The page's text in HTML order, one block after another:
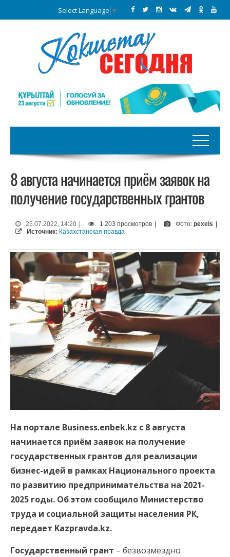
Select Language ▼
8 августа начинается приём заявок на
получение государственных грантов
25.07.2022, 14:20 1 203 просмотров Фото: pexels
Источник: Казахстанская правда
На портале Business.enbek.kz с 8 августа
начинается приём заявок на получение
государственных грантов для реализации
бизнес-идей в рамках Национального проекта
по развитию предпринимательства на 2021-
2025 годы. Об этом сообщило Министерство
труда и социальной защиты населения РК,
передает Kazpravda.kz.
Государственный грант – безвозмездно